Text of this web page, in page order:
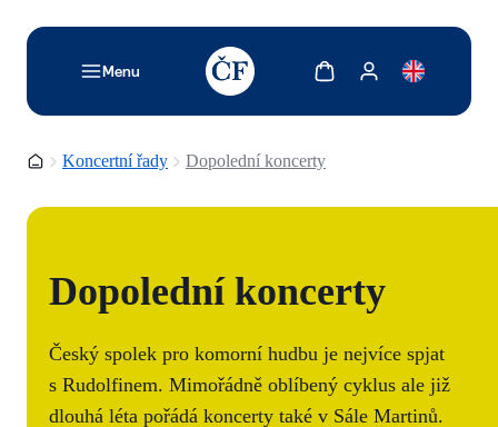
Menu
TODO: Add description for reader
Zobrazit košíkZobrazit můj účet
Domovská stránka
Koncertní řady Dopolední koncerty
Dopolední koncerty
Český spolek pro komorní hudbu je nejvíce spjat
s Rudolfinem. Mimořádně oblíbený cyklus ale již
dlouhá léta pořádá koncerty také v Sále Martinů.